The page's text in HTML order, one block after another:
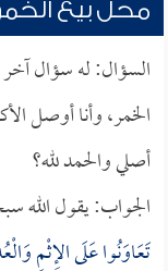
محل بيع
السؤال: له سؤال
الخمر، وأنا أوصل
أصلي والحمد لله؟
الجواب: يقول الله
تَعَاوَنُوا عَلَى الإِثْمِ